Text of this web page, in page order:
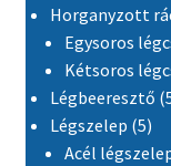
Horganyzott
Egysoros
Kétsoros
Légbeeresztő
Légszelep 55
Acél